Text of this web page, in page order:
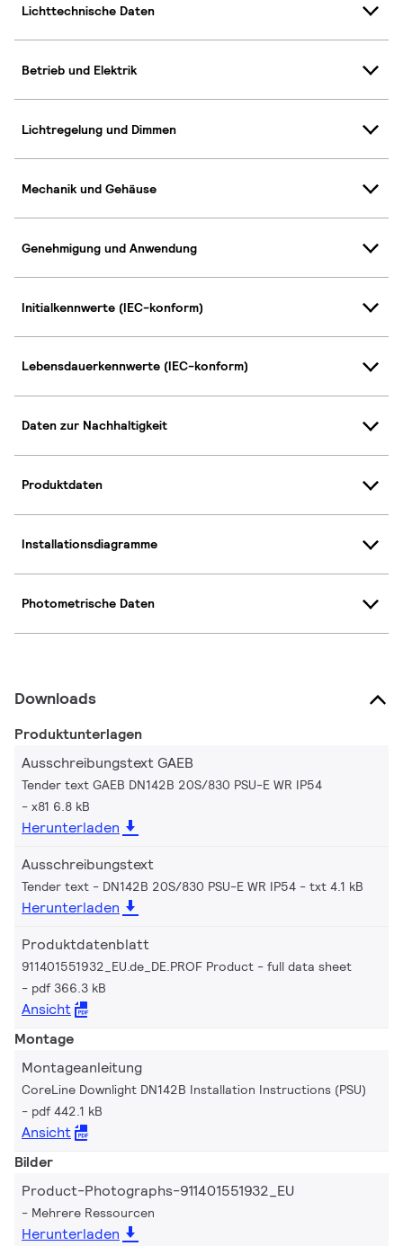
Lichttechnische Daten
Betrieb und Elektrik
Lichtregelung und Dimmen
Mechanik und Gehäuse
Genehmigung und Anwendung
Initialkennwerte (IEC-konform)
Lebensdauerkennwerte (IEC-konform)
Daten zur Nachhaltigkeit
Produktdaten
Installationsdiagramme
Photometrische Daten
Downloads
Produktunterlagen
Ausschreibungstext GAEB
Tender text GAEB DN142B 20S/830 PSU-E WR IP54
x81 6.8 kB
Herunterladen
Ausschreibungstext
Tender text - DN142B 20S/830 PSU-E WR IP54 txt 4.1 kB
Herunterladen
Produktdatenblatt
911401551932_EU.de_DE.PROF Product - full data sheet
pdf 366.3 kB
Ansicht
Montage
Montageanleitung
CoreLine Downlight DN142B Installation Instructions (PSU)
pdf 442.1 kB
Ansicht
Bilder
Product-Photographs-911401551932_EU
Mehrere Ressourcen
Herunterladen